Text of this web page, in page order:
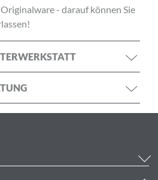
- darauf können Sie